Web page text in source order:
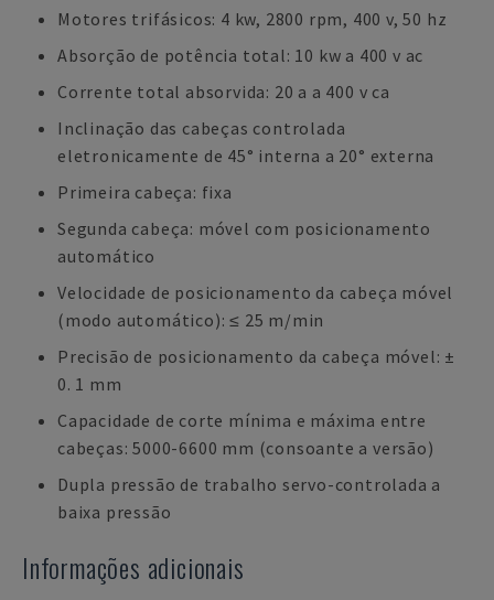
Motores trifásicos: 4 kw, 2800 rpm, 400 v, 50 hz
Absorção de potência total: 10 kw a 400 v ac
Corrente total absorvida: 20 a a 400 v ca
Inclinação das cabeças controlada
eletronicamente de 45° interna a 20° externa
Primeira cabeça: fixa
Segunda cabeça: móvel com posicionamento
automático
Velocidade de posicionamento da cabeça móvel
(modo automático): ≤ 25 m/min
Precisão de posicionamento da cabeça móvel: ±
0. 1 mm
Capacidade de corte mínima e máxima entre
cabeças: 5000-6600 mm (consoante a versão)
Dupla pressão de trabalho servo-controlada a
baixa pressão
Informações adicionais